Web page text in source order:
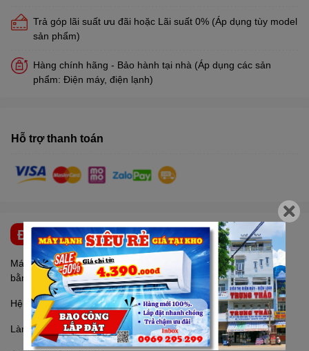
Trả góp lãi suất ưu đãi hoặc Lãi suất 0% (Áp dụng tùy model
sản phẩm)
Hàng chính hãng - Bảo hành tại nhà (Áp dụng các sản
phẩm: Điện máy, điện lạnh)
Hỗ trợ thanh toán
ĐẶC ĐIỂM NỔI BẬT
Máy lọc nướcSUNTECHnóng lạnh 2 vòi ST-01HCO,Chất liệu
bằng
inox 304(Không rỉ).
Hệ lọc :04 tầng + Đèn diệt khuẩn UV (Taiwan).
Làm lạnh Block thương hiệu EMBRACO (Xuất xứ từ Slovakia)